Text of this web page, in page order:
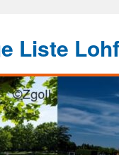
Liste